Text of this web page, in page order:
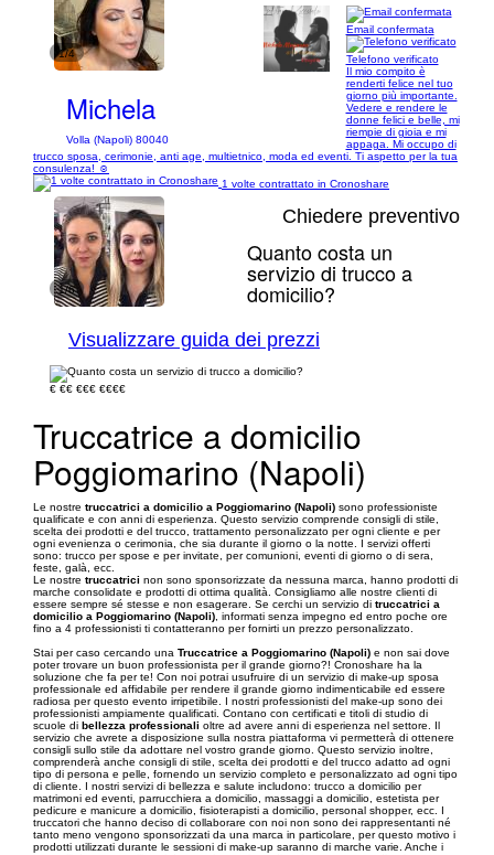
1/4
Michela
Volla (Napoli) 80040
Email confermata
Telefono verificato
Il mio compito è
renderti felice nel tuo
giorno più importante.
Vedere e rendere le
donne felici e belle, mi
riempie di gioia e mi
appaga. Mi occupo di
trucco sposa, cerimonie, anti age, multietnico, moda ed eventi. Ti aspetto per la tua
consulenza! ☺️
1 volte contrattato in Cronoshare
1/6
Chiedere preventivo
Quanto costa un
servizio di trucco a
domicilio?
Visualizzare guida dei prezzi
€ €€ €€€ €€€€
Truccatrice a domicilio
Poggiomarino (Napoli)
Le nostre truccatrici a domicilio a Poggiomarino (Napoli) sono professioniste
qualificate e con anni di esperienza. Questo servizio comprende consigli di stile,
scelta dei prodotti e del trucco, trattamento personalizzato per ogni cliente e per
ogni evenienza o cerimonia, che sia durante il giorno o la notte. I servizi offerti
sono: trucco per spose e per invitate, per comunioni, eventi di giorno o di sera,
feste, galà, ecc.
Le nostre truccatrici non sono sponsorizzate da nessuna marca, hanno prodotti di
marche consolidate e prodotti di ottima qualità. Consigliamo alle nostre clienti di
essere sempre sé stesse e non esagerare. Se cerchi un servizio di truccatrici a
domicilio a Poggiomarino (Napoli) , informati senza impegno ed entro poche ore
fino a 4 professionisti ti contatteranno per fornirti un prezzo personalizzato.
Stai per caso cercando una Truccatrice a Poggiomarino (Napoli) e non sai dove
poter trovare un buon professionista per il grande giorno?! Cronoshare ha la
soluzione che fa per te! Con noi potrai usufruire di un servizio di make-up sposa
professionale ed affidabile per rendere il grande giorno indimenticabile ed essere
radiosa per questo evento irripetibile. I nostri professionisti del make-up sono dei
professionisti ampiamente qualificati. Contano con certificati e titoli di studio di
scuole di bellezza professionali oltre ad avere anni di esperienza nel settore. Il
servizio che avrete a disposizione sulla nostra piattaforma vi permetterà di ottenere
consigli sullo stile da adottare nel vostro grande giorno. Questo servizio inoltre,
comprenderà anche consigli di stile, scelta dei prodotti e del trucco adatto ad ogni
tipo di persona e pelle, fornendo un servizio completo e personalizzato ad ogni tipo
di cliente. I nostri servizi di bellezza e salute includono: trucco a domicilio per
matrimoni ed eventi, parrucchiera a domicilio, massaggi a domicilio, estetista per
pedicure e manicure a domicilio, fisioterapisti a domicilio, personal shopper, ecc. I
truccatori che hanno deciso di collaborare con noi non sono dei rappresentanti né
tanto meno vengono sponsorizzati da una marca in particolare, per questo motivo i
prodotti utilizzati durante le sessioni di make-up saranno di marche varie. Anche i